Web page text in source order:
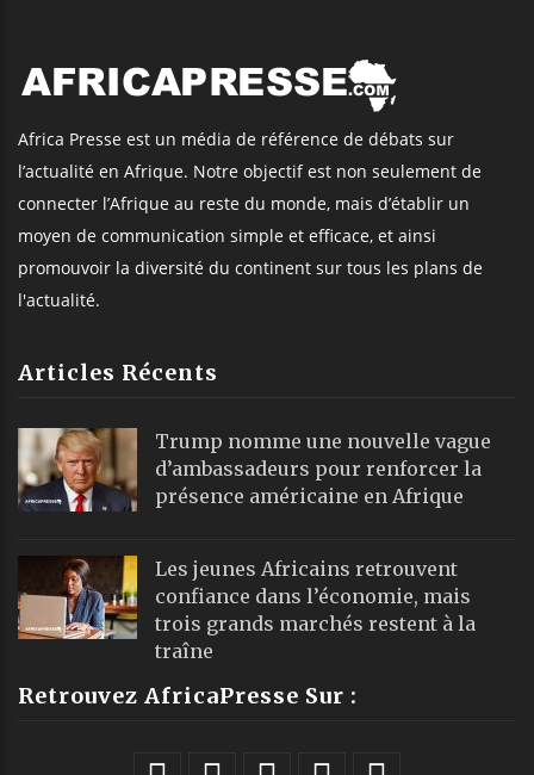
Africa Presse est un média de référence de débats sur
l’actualité en Afrique. Notre objectif est non seulement de
connecter l’Afrique au reste du monde, mais d’établir un
moyen de communication simple et efficace, et ainsi
promouvoir la diversité du continent sur tous les plans de
l'actualité.
Articles Récents
Trump nomme une nouvelle vague
d’ambassadeurs pour renforcer la
présence américaine en Afrique
Les jeunes Africains retrouvent
confiance dans l’économie, mais
trois grands marchés restent à la
traîne
Retrouvez AfricaPresse Sur :